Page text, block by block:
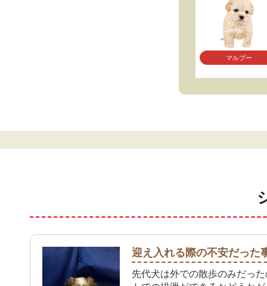
マルプー
迎え入れる際の不安だった
先代犬は外での散歩のみだっ